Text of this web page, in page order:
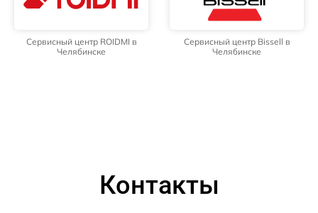
Сервисный центр ROIDMI в
Челябинске
Сервисный центр Bissell в
Челябинске
Контакты